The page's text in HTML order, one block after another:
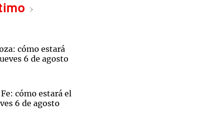
cómo estará
6 de agosto
cómo estará el
6 de agosto